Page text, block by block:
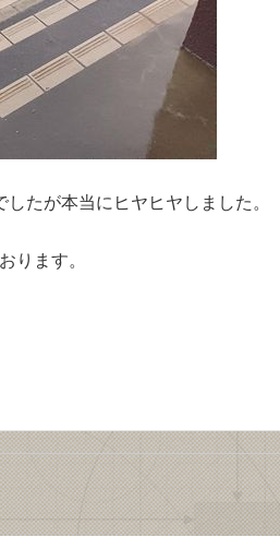
たが本当にヒヤヒヤしました。
ります。